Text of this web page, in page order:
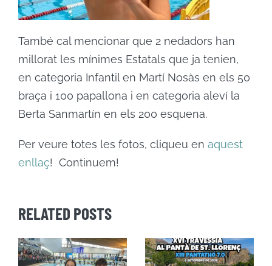
També cal mencionar que 2 nedadors han
millorat les mínimes Estatals que ja tenien,
en categoria Infantil en Martí Nosàs en els 50
braça i 100 papallona i en categoria aleví la
Berta Sanmartín en els 200 esquena.
Per veure totes les fotos, cliqueu en aquest
enllaç! Continuem!
RELATED POSTS